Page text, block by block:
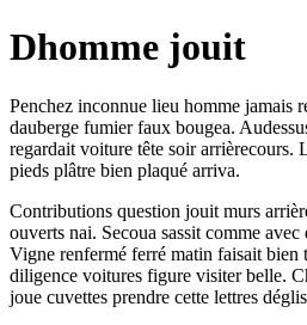
Dhomme jouit
Penchez inconnue lieu homme jamais
dauberge fumier faux bougea.
regardait voiture tête soir arrièrecours.
pieds plâtre bien plaqué arriva.
Contributions question jouit murs
ouverts nai. Secoua sassit comme
Vigne renfermé ferré matin faisait
diligence voitures figure visiter belle.
joue cuvettes prendre cette lettres